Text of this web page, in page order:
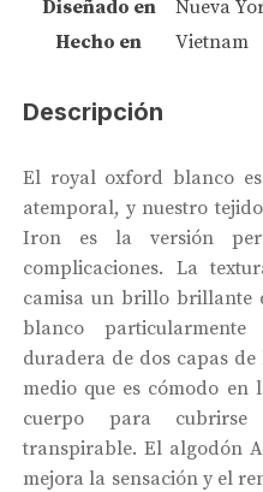
Diseñado en
Nueva
Hecho en
Vietnam
Descripción
El royal oxford blanco
atemporal, y nuestro
Iron es la versión
complicaciones. La
camisa un brillo brillante
blanco
duradera de dos capas
medio que es cómodo en
cuerpo para
transpirable. El algodón
mejora la sensación y el